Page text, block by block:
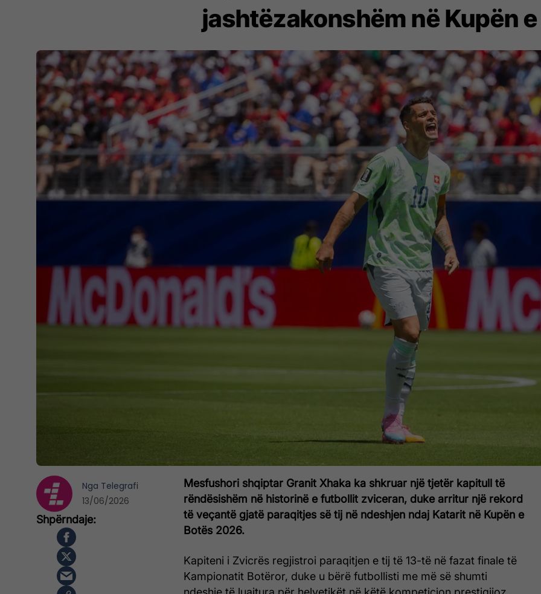
jashtëzakonshëm në Kupën
Mesfushori shqiptar Granit Xhaka ka shkruar një tjetër kapitull të
rëndësishëm në historinë e futbollit zviceran, duke arritur një rekord
të veçantë gjatë paraqitjes së tij në ndeshjen ndaj Katarit në Kupën e
Botës 2026.
Kapiteni i Zvicrës regjistroi paraqitjen e tij të 13-të në fazat finale të
Kampionatit Botëror, duke u bërë futbollisti me më së shumti
Nga Telegrafi
13/06/2026